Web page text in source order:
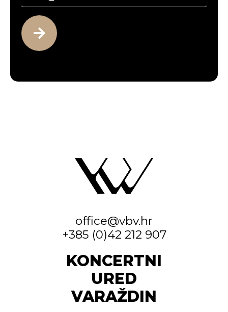
office@vbv.hr
+385 (0)42 212 907
KONCERTNI
URED
VARAŽDIN